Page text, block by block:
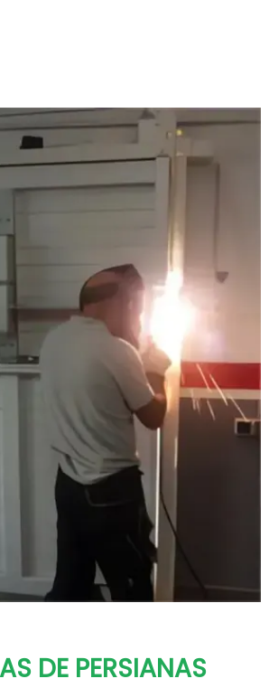
DE PERSIANAS